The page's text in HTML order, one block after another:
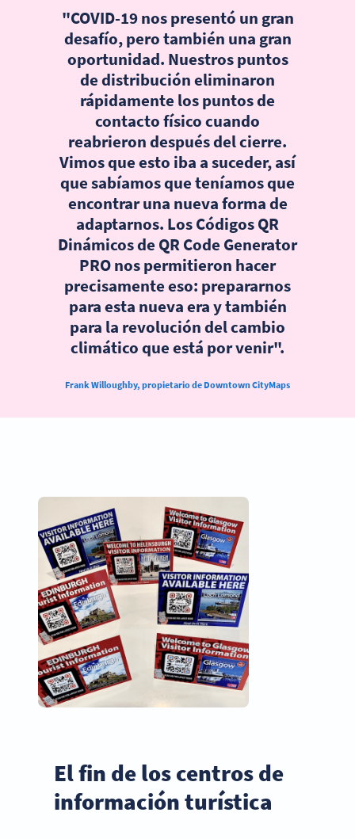
"COVID-19 nos presentó un gran
desafío, pero también una gran
oportunidad. Nuestros puntos
de distribución eliminaron
rápidamente los puntos de
contacto físico cuando
reabrieron después del cierre.
Vimos que esto iba a suceder, así
que sabíamos que teníamos que
encontrar una nueva forma de
adaptarnos. Los Códigos QR
Dinámicos de QR Code Generator
PRO nos permitieron hacer
precisamente eso: prepararnos
para esta nueva era y también
para la revolución del cambio
climático que está por venir".
Frank Willoughby, propietario de Downtown CityMaps
El fin de los centros de
información turística